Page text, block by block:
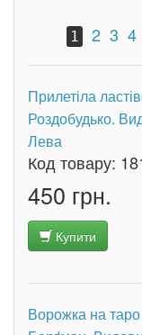
1 2 3 4
Прилетіла
Роздобудько.
Лева
Код товару:
450 грн.
Купити
Ворожка на